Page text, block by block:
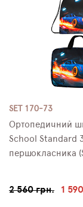
SET 170-73
Ортопедичний
School Standard
першокласника
2 560 грн. 1